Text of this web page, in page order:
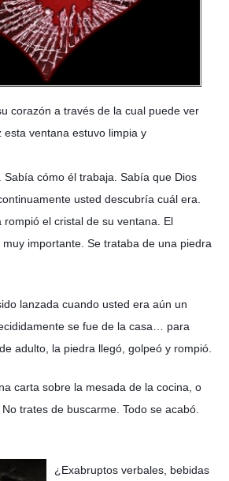
corazón a través de la cual puede ver
esta ventana estuvo limpia y
Sabía cómo él trabaja. Sabía que Dios
usted descubría cuál era.
rompió el cristal de su ventana. El
importante. Se trataba de una piedra
lanzada cuando usted era aún un
se fue de la casa… para
adulto, la piedra llegó, golpeó y rompió.
carta sobre la mesada de la cocina, o
trates de buscarme. Todo se acabó.
¿Exabruptos verbales, bebidas